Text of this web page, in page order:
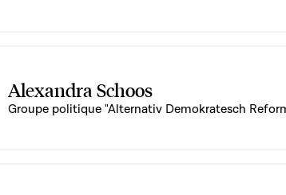
Alexandra Schoos
Groupe politique "Alternativ Demokratesch